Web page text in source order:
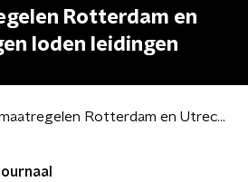
Rotterdam en
loden leidingen
Ook maatregelen Rotterdam en Utrecht tegen loden leidingen